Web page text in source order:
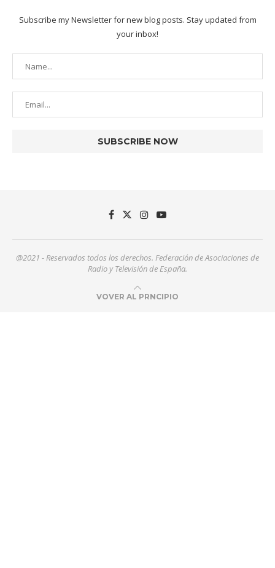
Subscribe my Newsletter for new blog posts. Stay updated from
your inbox!
@2021 - Reservados todos los derechos. Federación de Asociaciones de
Radio y Televisión de España.
VOVER AL PRNCIPIO